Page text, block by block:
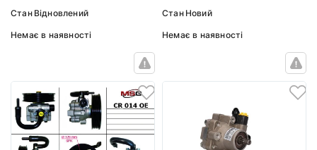
Стан Відновлений
Немає в наявності
Стан Новий
Немає в наявності